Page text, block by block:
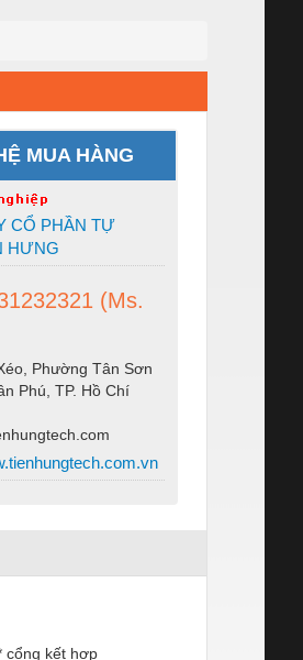
MUA HÀNG
CỔ PHẦN TỰ
HƯNG
(Ms.
Phường Tân Sơn
Phú, TP. Hồ Chí
cổng kết hợp